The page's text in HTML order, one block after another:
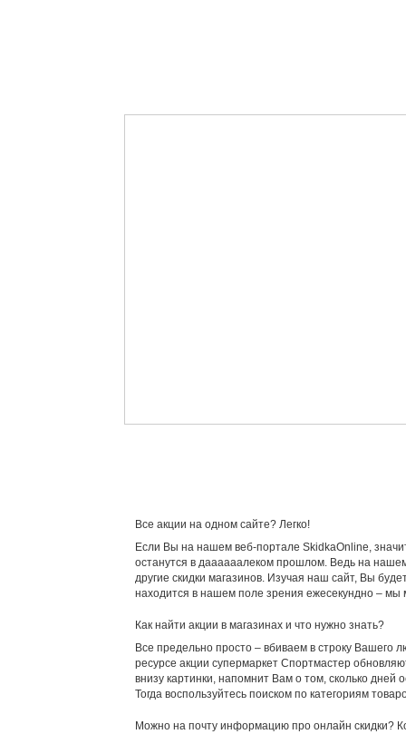
Все акции на одном сайте? Легко!
Если Вы на нашем веб-портале SkidkaOnline,
останутся в даааааалеком прошлом. Ведь на
другие скидки магазинов. Изучая наш сайт, Вы
находится в нашем поле зрения ежесекундно – мы
Как найти акции в магазинах и что нужно знать?
Все предельно просто – вбиваем в строку Вашего
ресурсе акции супермаркет Спортмастер
внизу картинки, напомнит Вам о том, сколько
Тогда воспользуйтесь поиском по категориям
Можно на почту информацию про онлайн скидки?